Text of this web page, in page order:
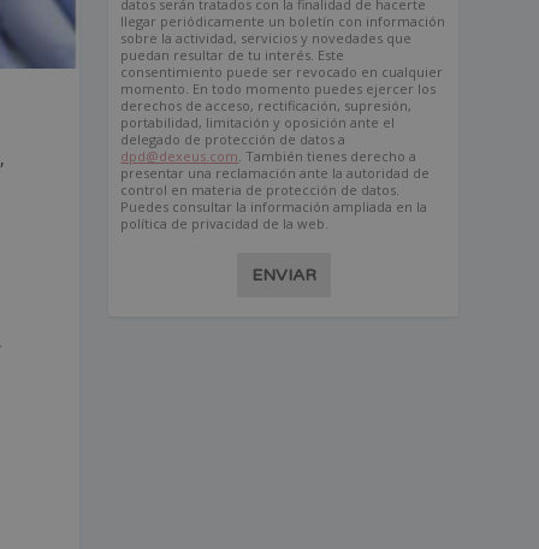
datos serán tratados con la finalidad de hacerte
llegar periódicamente un boletín con información
sobre la actividad, servicios y novedades que
puedan resultar de tu interés. Este
consentimiento puede ser revocado en cualquier
momento. En todo momento puedes ejercer los
derechos de acceso, rectificación, supresión,
portabilidad, limitación y oposición ante el
delegado de protección de datos a
dpd@dexeus.com . También tienes derecho a
presentar una reclamación ante la autoridad de
control en materia de protección de datos.
Puedes consultar la información ampliada en la
política de privacidad de la web.
ENVIAR